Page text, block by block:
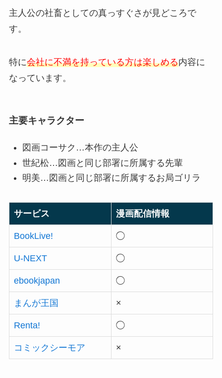
主人公の社畜としての真っすぐさが見どころで
す。
特に会社に不満を持っている方は楽しめる内容に
なっています。
主要キャラクター
図画コーサク…本作の主人公
世紀松…図画と同じ部署に所属する先輩
明美…図画と同じ部署に所属するお局ゴリラ
サービス 漫画配信情報
BookLive! ◯
U-NEXT ◯
ebookjapan ◯
まんが王国 ×
Renta! ◯
コミックシーモア ×